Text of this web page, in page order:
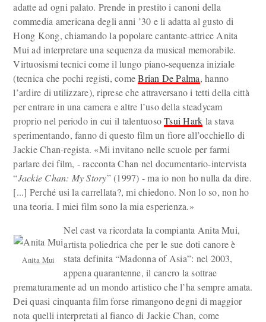
adatte ad ogni palato. Prende in prestito i canoni della
commedia americana degli anni ’30 e li adatta al gusto di
Hong Kong, chiamando la popolare cantante-attrice Anita
Mui ad interpretare una sequenza da musical memorabile.
Virtuosismi tecnici come il lungo piano-sequenza iniziale
(tecnica che pochi registi, comeBrian De Palma, hanno
l’ardire di utilizzare), riprese che attraversano i tetti della città
per entrare in una camera e altre l’uso della steadycam
proprio nel periodo in cui il talentuosoTsui Hark la stava
sperimentando, fanno di questo film un fiore all’occhiello di
Jackie Chan-regista. «Mi invitano nelle scuole per farmi
parlare dei film, - racconta Chan nel documentario-intervista
“Jackie Chan: My Story” (1997) - ma io non ho nulla da dire.
[...] Perché usi la carrellata?, mi chiedono. Non lo so, non ho
una teoria. I miei film sono la mia esperienza.»
Anita Mui
Nel cast va ricordata la compianta Anita Mui,
artista poliedrica che per le sue doti canore è
stata definita “Madonna of Asia”: nel 2003,
appena quarantenne, il cancro la sottrae
prematuramente ad un mondo artistico che l’ha sempre amata.
Dei quasi cinquanta film forse rimangono degni di maggior
nota quelli interpretati al fianco di Jackie Chan, come